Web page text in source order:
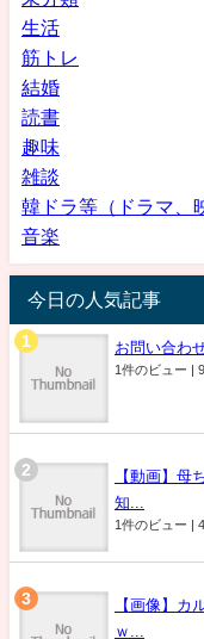
生活
筋トレ
結婚
読書
趣味
雑談
韓ドラ等（ドラマ、
音楽
今日の人気記事
お問い合わ
1件のビュー |
【動画】母
知...
1件のビュー |
【画像】カ
ｗ...